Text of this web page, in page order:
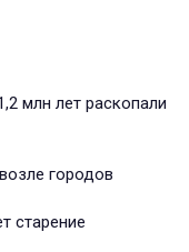
млн лет раскопали
городов
старение